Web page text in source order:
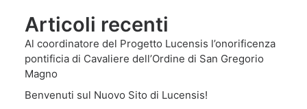
Articoli recenti
Al coordinatore del Progetto Lucensis l’onorificenza
pontificia di Cavaliere dell’Ordine di San Gregorio
Magno
Benvenuti sul Nuovo Sito di Lucensis!